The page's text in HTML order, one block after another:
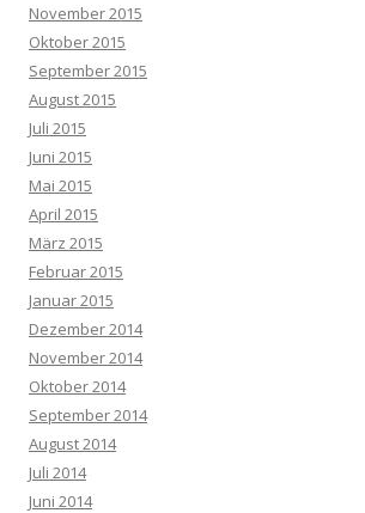
November 2015
Oktober 2015
September 2015
August 2015
Juli 2015
Juni 2015
Mai 2015
April 2015
März 2015
Februar 2015
Januar 2015
Dezember 2014
November 2014
Oktober 2014
September 2014
August 2014
Juli 2014
Juni 2014